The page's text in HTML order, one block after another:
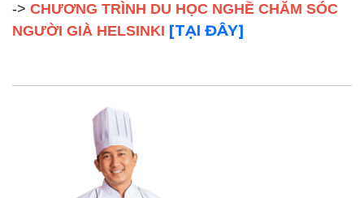
-> CHƯƠNG TRÌNH DU HỌC NGHỀ CHĂM SÓC
NGƯỜI GIÀ HELSINKI [TẠI ĐÂY]